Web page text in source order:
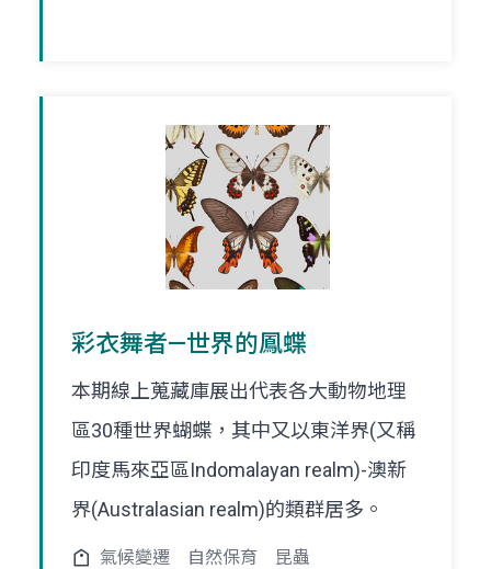
彩衣舞者—世界的鳳蝶
本期線上蒐藏庫展出代表各大動物地理
區30種世界蝴蝶，其中又以東洋界(又稱
印度馬來亞區Indomalayan realm)-澳新
界(Australasian realm)的類群居多。
氣候變遷 自然保育 昆蟲